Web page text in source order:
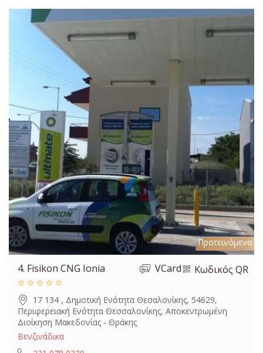
Προτεινόμενα
4. Fisikon CNG Ionia Κωδικός QR
VCard
17 134 , Δημοτική Ενότητα Θεσαλονίκης, 54629,
Περιφερειακή Ενότητα Θεσσαλονίκης, Αποκεντρωμένη
Διοίκηση Μακεδονίας - Θράκης
Βενζινάδικα